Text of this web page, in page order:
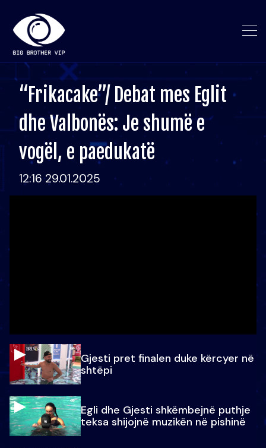
“Frikacake”/ Debat mes Eglit
dhe Valbonës: Je shumë e
vogël, e paedukatë
12:16 29.01.2025
Gjesti pret finalen duke kërcyer në
shtëpi
Egli dhe Gjesti shkëmbejnë puthje
teksa shijojnë muzikën në pishinë